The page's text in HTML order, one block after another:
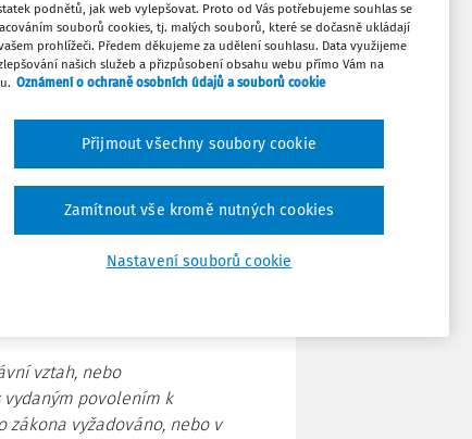
ve vztahu k otroctví,
v tomto směru bude předmět
nejobecnějším smyslu, když
každá fyzická osoba. Na druhou
zaměstnávání cizinců,
zkoumána pouze pracovní
České republiky potřebují
k pobytu.
vztah, nebo
povolením k
vyžadováno, nebo v
podnětů, jak web vylepšovat. Proto od Vás potřebujeme souhlas se
souborů cookies, tj. malých souborů, které se dočasně ukládají
prohlížeči. Předem děkujeme za udělení souhlasu. Data využijeme
našich služeb a přizpůsobení obsahu webu přímo Vám na
Oznámení o ochraně osobních údajů a souborů cookie
Nastavení souborů cookie
Zamítnout vše kromě nutných cookies
Přijmout všechny soubory cookie